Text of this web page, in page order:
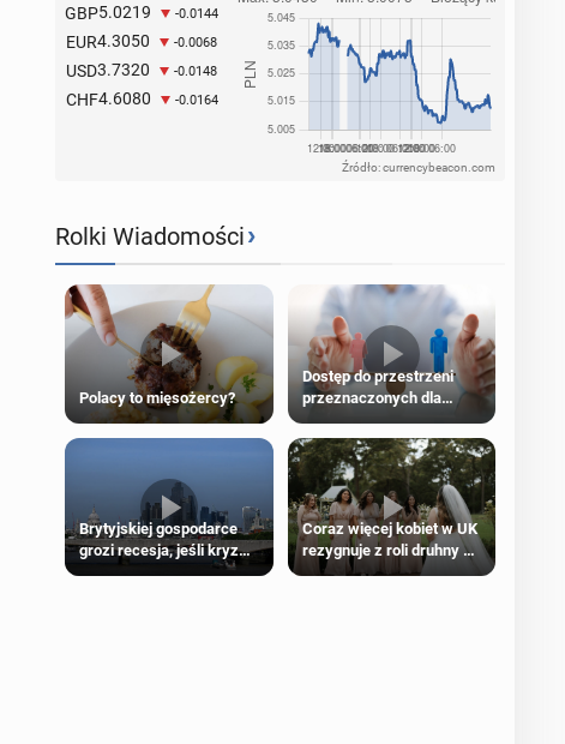
GBP5.0219 -0.0144
EUR4.3050 -0.0068
USD3.7320 -0.0148
CHF4.6080 -0.0164
Źródło: currencybeacon.com
Rolki Wiadomości›
Polacy to mięsożercy?
Dostęp do przestrzeni
przeznaczonych dla
wyłącznie na płci
biologicznej
Brytyjskiej gospodarce
grozi recesja, jeśli kryzys
na Bliskim Wschodzie się
Coraz więcej kobiet w UK
rezygnuje z roli druhny na
ślubie